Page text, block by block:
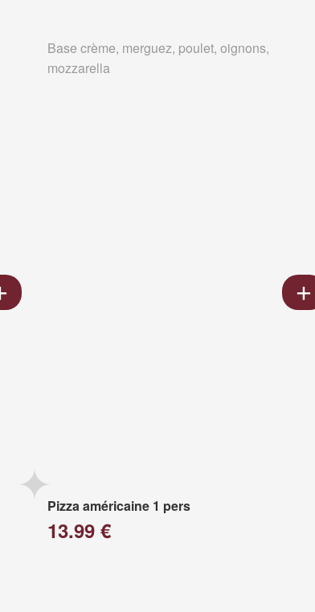
Base crème, merguez, poulet, oignons,
mozzarella
Pizza américaine 1 pers
13.99 €